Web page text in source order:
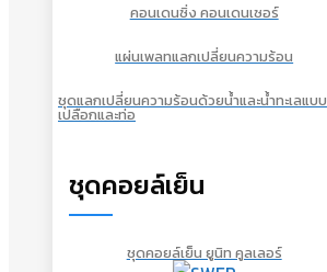
คอนเดนซิ่ง คอนเดนเซอร์
แผ่นเพลทแลกเปลี่ยนความร้อน
ชุดแลกเปลี่ยนความร้อนด้วยน้ำและน้ำทะเลแบบ
เปลือกและท่อ
ชุดคอยล์เย็น
ชุดคอยล์เย็น ยูนิท คูลเลอร์